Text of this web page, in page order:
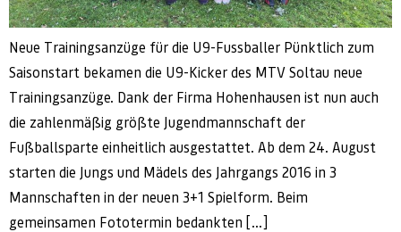
Neue Trainingsanzüge für die U9-Fussballer Pünktlich zum
Saisonstart bekamen die U9-Kicker des MTV Soltau neue
Trainingsanzüge. Dank der Firma Hohenhausen ist nun auch
die zahlenmäßig größte Jugendmannschaft der
Fußballsparte einheitlich ausgestattet. Ab dem 24. August
starten die Jungs und Mädels des Jahrgangs 2016 in 3
Mannschaften in der neuen 3+1 Spielform. Beim
gemeinsamen Fototermin bedankten […]